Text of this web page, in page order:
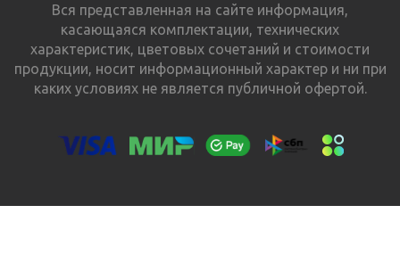
Вся представленная на сайте информация,
касающаяся комплектации, технических
характеристик, цветовых сочетаний и стоимости
продукции, носит информационный характер и ни при
каких условиях не является публичной офертой.